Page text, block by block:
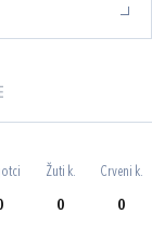
Žuti k. Crveni k.
0 0